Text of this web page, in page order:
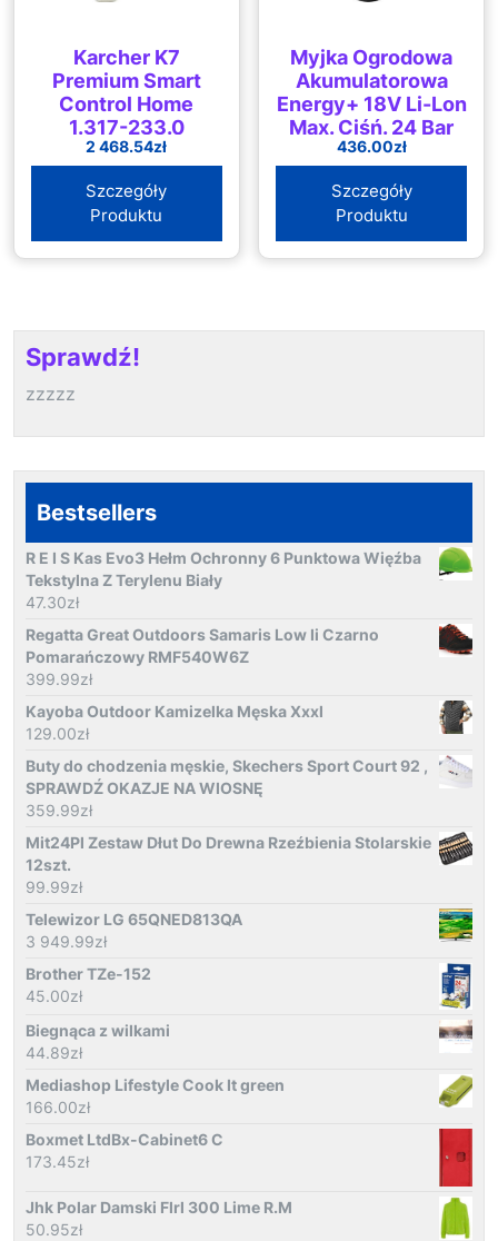
Karcher K7
Premium Smart
Control Home
1.317-233.0
2 468.54zł
Szczegóły
Produktu
Myjka Ogrodowa
Akumulatorowa
Energy+ 18V Li-Lon
Max. Ciśń. 24 Bar
436.00zł
Szczegóły
Produktu
Sprawdź!
zzzzz
Bestsellers
R E I S Kas Evo3 Hełm Ochronny 6 Punktowa Więźba
Tekstylna Z Terylenu Biały
47.30zł
Regatta Great Outdoors Samaris Low Ii Czarno
Pomarańczowy RMF540W6Z
399.99zł
Kayoba Outdoor Kamizelka Męska Xxxl
129.00zł
Buty do chodzenia męskie, Skechers Sport Court 92 ,
SPRAWDŹ OKAZJE NA WIOSNĘ
359.99zł
Mit24Pl Zestaw Dłut Do Drewna Rzeźbienia Stolarskie
12szt.
99.99zł
Telewizor LG 65QNED813QA
3 949.99zł
Brother TZe-152
45.00zł
Biegnąca z wilkami
44.89zł
Mediashop Lifestyle Cook It green
166.00zł
Boxmet LtdBx-Cabinet6 C
173.45zł
Jhk Polar Damski Flrl 300 Lime R.M
50.95zł